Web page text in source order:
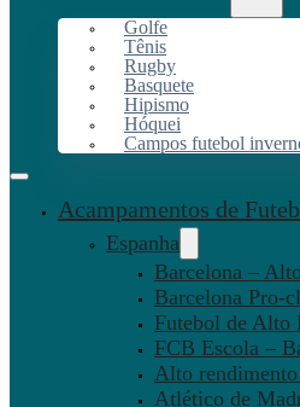
Golfe
Tênis
Rugby
Basquete
Hipismo
Hóquei
Campos futebol
Acampamentos de
Espanha
Barcelona –
Barcelona Pro-
Futebol de Alto
FCB Escola –
Alto
Atlético de